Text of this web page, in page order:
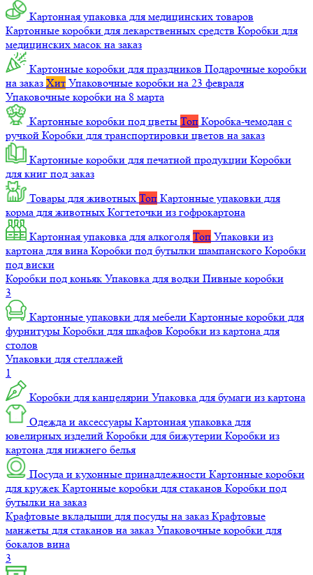
Картонная упаковка для медицинских товаров
Картонные коробки для лекарственных средств Коробки для
медицинских масок на заказ
Картонные коробки для праздников Подарочные коробки
на заказ Хит Упаковочные коробки на 23 февраля
Упаковочные коробки на 8 марта
Картонные коробки под цветы Топ Коробка-чемодан с
ручкой Коробки для транспортировки цветов на заказ
Картонные коробки для печатной продукции Коробки
для книг под заказ
Товары для животных Топ Картонные упаковки для
корма для животных Когтеточки из гофрокартона
Картонная упаковка для алкоголя Топ Упаковки из
картона для вина Коробки под бутылки шампанского Коробки
под виски
Коробки под коньяк Упаковка для водки Пивные коробки
3
Картонные упаковки для мебели Картонные коробки для
фурнитуры Коробки для шкафов Коробки из картона для
столов
Упаковки для стеллажей
1
Коробки для канцелярии Упаковка для бумаги из картона
Одежда и аксессуары Картонная упаковка для
ювелирных изделий Коробки для бижутерии Коробки из
картона для нижнего белья
Посуда и кухонные принадлежности Картонные коробки
для кружек Картонные коробки для стаканов Коробки под
бутылки на заказ
Крафтовые вкладыши для посуды на заказ Крафтовые
манжеты для стаканов на заказ Упаковочные коробки для
бокалов вина
3